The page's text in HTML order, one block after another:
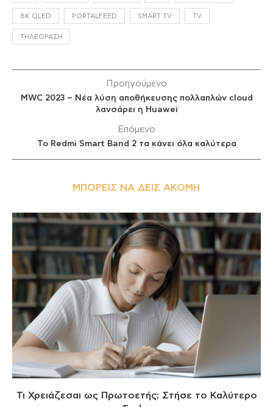
8K QLED PORTALFEED SMART TV TV
ΤΗΛΕΌΡΑΣΗ
Προηγούμενο
MWC 2023 – Nέα λύση αποθήκευσης πολλαπλών cloud
λανσάρει η Huawei
Επόμενο
Το Redmi Smart Band 2 τα κάνει όλα καλύτερα
ΜΠΟΡΕΊΣ ΝΑ ΔΕΙΣ ΑΚΌΜΗ
Τι Χρειάζεσαι ως Πρωτοετής; Στήσε το Καλύτερο